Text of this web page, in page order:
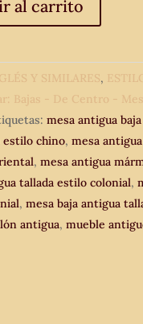
al carrito
Y SIMILARES,
Bajas - De Centro -
mesa antigua
estilo chino,mesa antigua
,mesa antigua
tallada estilo colonial,
,mesa baja antigua
antigua,mueble